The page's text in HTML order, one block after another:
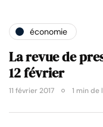
économie
La revue de
12 février
11 février 2017 1 min de